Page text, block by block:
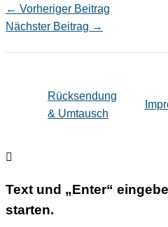
← Vorheriger Beitrag
Nächster Beitrag →
Rücksendung
& Umtausch
Text und „Enter“
starten.